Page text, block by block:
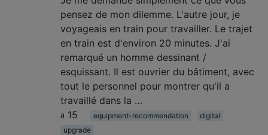
pensez de mon dilemme. L'autre jour, je
voyageais en train pour travailler. Le trajet
en train est d'environ 20 minutes. J'ai
remarqué un homme dessinant /
esquissant. Il est ouvrier du bâtiment, avec
tout le personnel pour montrer qu'il a
travaillé dans la …
15
equipment-recommendation
digital
upgrade